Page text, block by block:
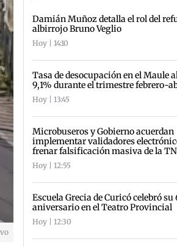
Damián Muñoz detalla el rol del
albirrojo Bruno Veglio
Hoy | 14:10
Tasa de desocupación en el Maule
9,1% durante el trimestre febrero-
Hoy | 13:45
Microbuseros y Gobierno acuerdan
implementar validadores
frenar falsificación masiva de la
Hoy | 12:55
Escuela Grecia de Curicó celebró su
aniversario en el Teatro Provincial
Hoy | 12:30